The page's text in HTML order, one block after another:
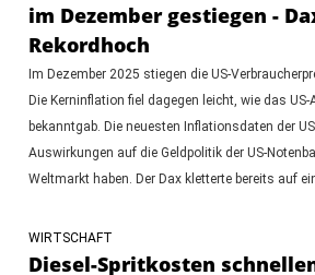
im Dezember gestiegen -
Rekordhoch
Im Dezember 2025 stiegen die US-
Die Kerninflation fiel dagegen leicht, wie das
bekanntgab. Die neuesten Inflationsdaten der
Auswirkungen auf die Geldpolitik der US-
Weltmarkt haben. Der Dax kletterte bereits auf
WIRTSCHAFT
Diesel-Spritkosten